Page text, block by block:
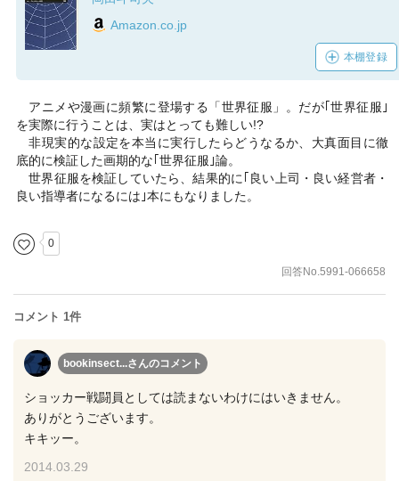
Amazon.co.jp
本棚登録
アニメや漫画に頻繁に登場する「世界征服」。だが｢世界征服｣
を実際に行うことは、実はとっても難しい!?
非現実的な設定を本当に実行したらどうなるか、大真面目に徹
底的に検証した画期的な｢世界征服｣論。
世界征服を検証していたら、結果的に｢良い上司・良い経営者・
良い指導者になるには｣本にもなりました。
0
回答No.5991-066658
コメント 1件
bookinsect...さんのコメント
ショッカー戦闘員としては読まないわけにはいきません。
ありがとうございます。
キキッー。
2014.03.29